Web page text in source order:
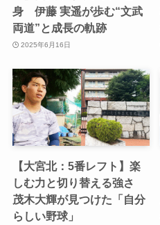
身 伊藤 実遥が歩む“文武
両道”と成長の軌跡
2025年6月16日
【大宮北：5番レフト】楽
しむ力と切り替える強さ
茂木大輝が見つけた「自分
らしい野球」